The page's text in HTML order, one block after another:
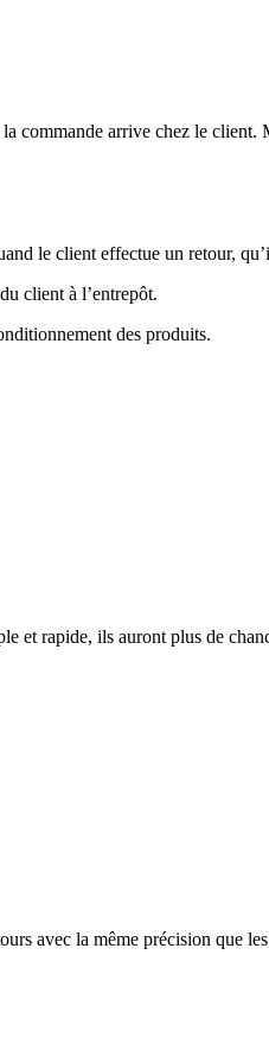
commande arrive chez le
le client effectue un retour,
client à l’entrepôt.
des produits.
et rapide, ils auront plus de
avec la même précision que